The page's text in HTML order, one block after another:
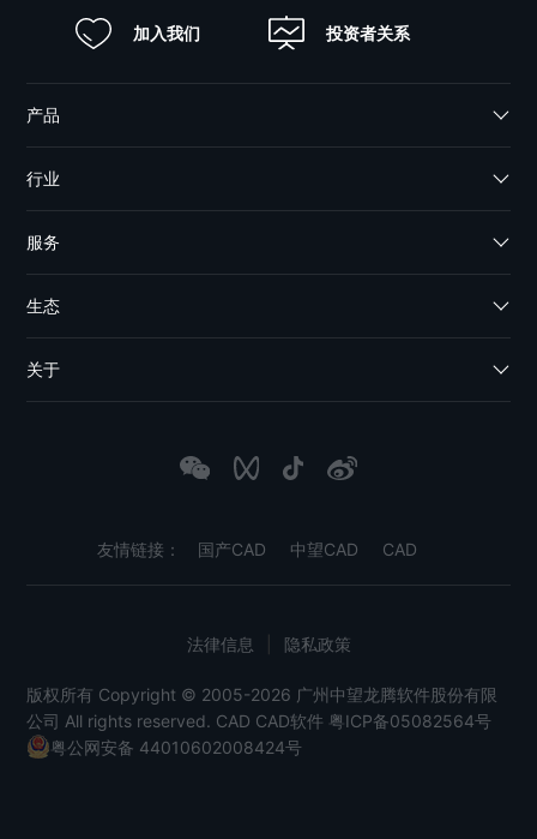
加入我们 投资者关系
产品
行业
服务
生态
关于
友情链接： 国产CAD 中望CAD CAD
版权所有 Copyright © 2005-2026 广州中望龙腾软件股份有限
公司 All rights reserved. CAD CAD软件 粤ICP备05082564号
粤公网安备 44010602008424号
法律信息 隐私政策